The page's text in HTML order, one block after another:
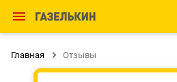

Главная  Отзывы